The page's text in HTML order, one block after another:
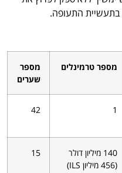
התעופה.
מספר טרמינלים
מספר
שערים
1
42
140 מיליון דולר
(456 מיליון ILS)
15